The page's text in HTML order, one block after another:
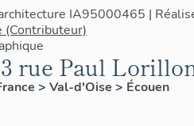
IA95000465 |
(Contributeur)
rue Paul
> Val-d'Oise > Écouen